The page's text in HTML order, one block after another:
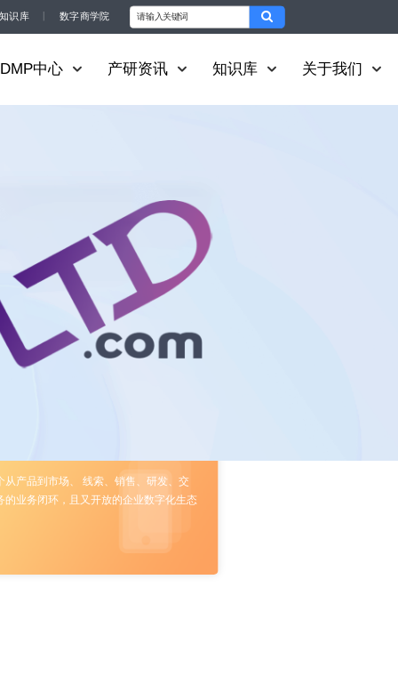
知识库 数字商学院
DMP中心 产研资讯 知识库 关于我们
从产品到市场、 线索、销售、研发、交
的业务闭环，且又开放的企业数字化生态